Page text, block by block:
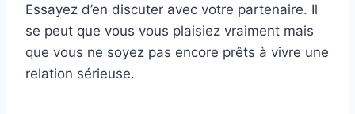
Essayez d’en discuter avec votre partenaire. Il
se peut que vous vous plaisiez vraiment mais
que vous ne soyez pas encore prêts à vivre une
relation sérieuse.